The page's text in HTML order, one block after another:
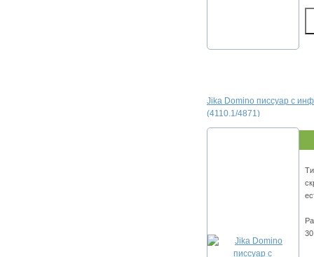
Jika Domino писсуар с
(4110.1/4871)